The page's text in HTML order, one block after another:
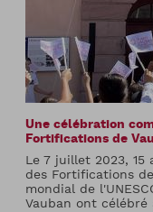
Une célébration
Fortifications de
Le 7 juillet 2023,
des Fortifications
mondial de
Vauban ont célébré